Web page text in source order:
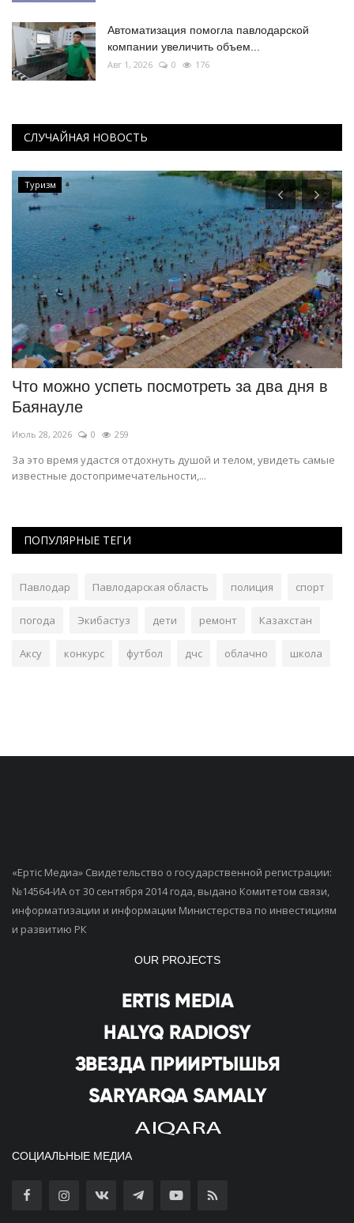
Автоматизация помогла павлодарской
компании увеличить объем...
Авг 1, 2026 0 176
СЛУЧАЙНАЯ НОВОСТЬ
Туризм
Что можно успеть посмотреть за два дня в
Баянауле
Июль 28, 2026 0 259
За это время удастся отдохнуть душой и телом, увидеть самые
известные достопримечательности,...
ПОПУЛЯРНЫЕ ТЕГИ
Павлодар Павлодарская область полиция спорт
погода Экибастуз дети ремонт Казахстан
Аксу конкурс футбол дчс облачно школа
«Ертiс Медиа» Свидетельство о государственной регистрации:
№14564-ИА от 30 сентября 2014 года, выдано Комитетом связи,
информатизации и информации Министерства по инвестициям
и развитию РК
OUR PROJECTS
СОЦИАЛЬНЫЕ МЕДИА